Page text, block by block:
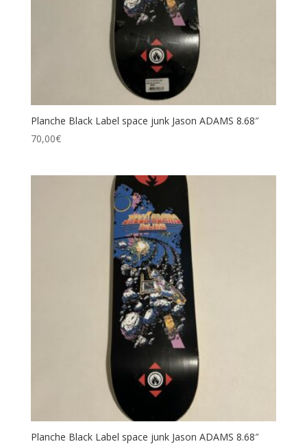
Planche Black Label space junk Jason ADAMS 8.68″
70,00€
Planche Black Label space junk Jason ADAMS 8.68″